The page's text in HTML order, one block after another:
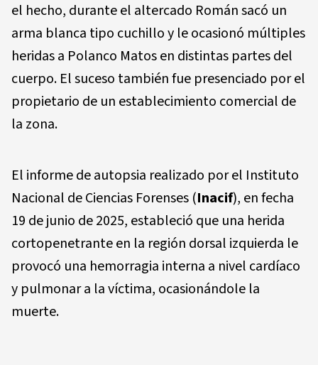
el hecho, durante el altercado Román sacó un
arma blanca tipo cuchillo y le ocasionó múltiples
heridas a Polanco Matos en distintas partes del
cuerpo. El suceso también fue presenciado por el
propietario de un establecimiento comercial de
la zona.
El informe de autopsia realizado por el Instituto
Nacional de Ciencias Forenses (Inacif), en fecha
19 de junio de 2025, estableció que una herida
cortopenetrante en la región dorsal izquierda le
provocó una hemorragia interna a nivel cardíaco
y pulmonar a la víctima, ocasionándole la
muerte.